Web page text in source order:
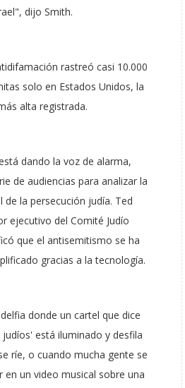
dijo Smith.
rastreó casi 10.000
solo en Estados Unidos, la
alta registrada.
dando la voz de alarma,
de audiencias para analizar la
de la persecución judía. Ted
ejecutivo del Comité Judío
que el antisemitismo se ha
gracias a la tecnología.
donde un cartel que dice
está iluminado y desfila
ríe, o cuando mucha gente se
en un video musical sobre una